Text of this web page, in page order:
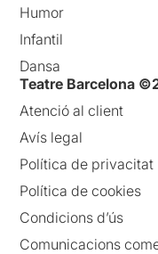
Humor
Infantil
Dansa
Teatre Barcelona
Atenció al client
Avís legal
Política de privacitat
Política de cookies
Condicions d’ús
Comunicacions